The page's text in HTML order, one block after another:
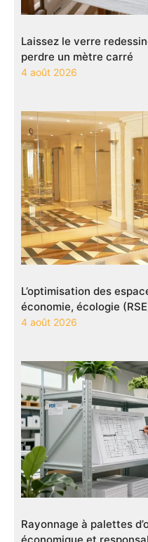
Laissez le verre
perdre un mètre carré
4 août 2026
L’optimisation des
économie, écologie
4 août 2026
Rayonnage à palettes